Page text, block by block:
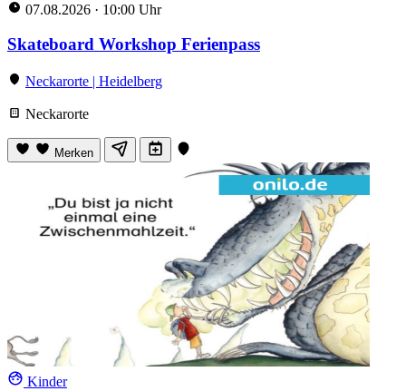
07.08.2026 · 10:00 Uhr
Skateboard Workshop Ferienpass
Neckarorte | Heidelberg
Neckarorte
Merken
Kinder